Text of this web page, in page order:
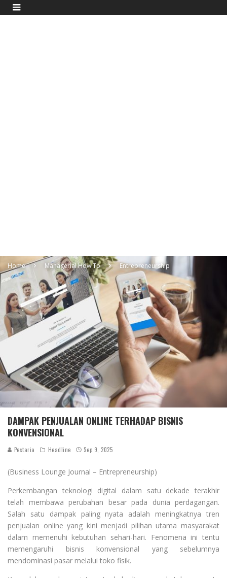
Home Managerial How To Entrepreneurship
DAMPAK PENJUALAN ONLINE TERHADAP BISNIS
KONVENSIONAL
Pestaria Headline Sep 9, 2025
(Business Lounge Journal – Entrepreneurship)
Perkembangan teknologi digital dalam satu dekade terakhir
telah membawa perubahan besar pada dunia perdagangan.
Salah satu dampak paling nyata adalah meningkatnya tren
penjualan online yang kini menjadi pilihan utama masyarakat
dalam memenuhi kebutuhan sehari-hari. Fenomena ini tentu
memengaruhi bisnis konvensional yang sebelumnya
mendominasi pasar melalui toko fisik.